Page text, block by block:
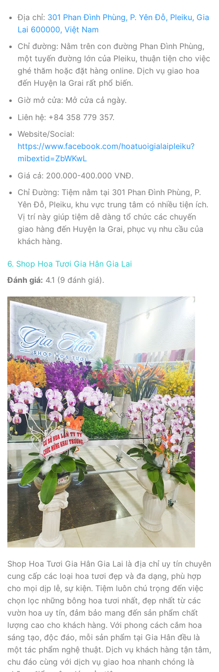
Địa chỉ: 301 Phan Đình Phùng, P. Yên Đỗ, Pleiku, Gia
Lai 600000, Việt Nam
Chỉ đường: Nằm trên con đường Phan Đình Phùng,
một tuyến đường lớn của Pleiku, thuận tiện cho việc
ghé thăm hoặc đặt hàng online. Dịch vụ giao hoa
đến Huyện Ia Grai rất phổ biến.
Giờ mở cửa: Mở cửa cả ngày.
Liên hệ: +84 358 779 357.
Website/Social:
https://www.facebook.com/hoatuoigialaipleiku?
mibextid=ZbWKwL
Giá cả: 200.000-400.000 VNĐ.
Chỉ Đường: Tiệm nằm tại 301 Phan Đình Phùng, P.
Yên Đỗ, Pleiku, khu vực trung tâm có nhiều tiện ích.
Vị trí này giúp tiệm dễ dàng tổ chức các chuyến
giao hàng đến Huyện Ia Grai, phục vụ nhu cầu của
khách hàng.
6. Shop Hoa Tươi Gia Hân Gia Lai
Đánh giá: 4.1 (9 đánh giá).
Shop Hoa Tươi Gia Hân Gia Lai là địa chỉ uy tín chuyên
cung cấp các loại hoa tươi đẹp và đa dạng, phù hợp
cho mọi dịp lễ, sự kiện. Tiệm luôn chú trọng đến việc
chọn lọc những bông hoa tươi nhất, đẹp nhất từ các
vườn hoa uy tín, đảm bảo mang đến sản phẩm chất
lượng cao cho khách hàng. Với phong cách cắm hoa
sáng tạo, độc đáo, mỗi sản phẩm tại Gia Hân đều là
một tác phẩm nghệ thuật. Dịch vụ khách hàng tận tâm,
chu đáo cùng với dịch vụ giao hoa nhanh chóng là